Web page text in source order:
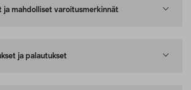
ja mahdolliset varoitusmerkinnät
ja palautukset